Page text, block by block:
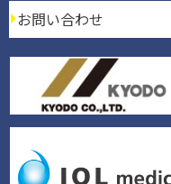
お問い合わせ